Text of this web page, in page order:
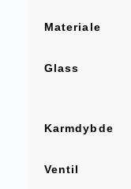
Materiale
Glass
Karmdybde
Ventil